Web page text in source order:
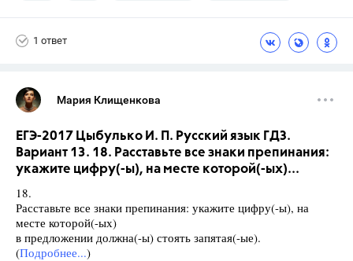
1 ответ
Мария Клищенкова
ЕГЭ-2017 Цыбулько И. П. Русский язык ГДЗ.
Вариант 13. 18. Расставьте все знаки препинания:
укажите цифру(-ы), на месте которой(-ых)...
18.
Расставьте все знаки препинания: укажите цифру(-ы), на
месте которой(-ых)
в предложении должна(-ы) стоять запятая(-ые).
(Подробнее...)